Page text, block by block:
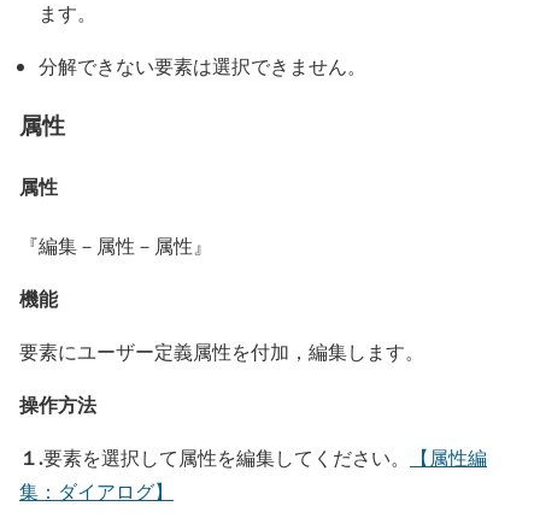
ます。
分解できない要素は選択できません。
属性
属性
『編集－属性－属性』
機能
要素にユーザー定義属性を付加，編集します。
操作方法
１.要素を選択して属性を編集してください。
【属性編
集：ダイアログ】